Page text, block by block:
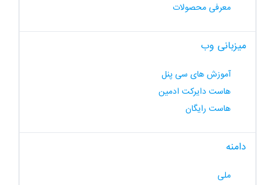
معرفی محصولات
میزبانی وب
آموزش های سی پنل
هاست دایرکت ادمین
هاست رایگان
دامنه
ملی